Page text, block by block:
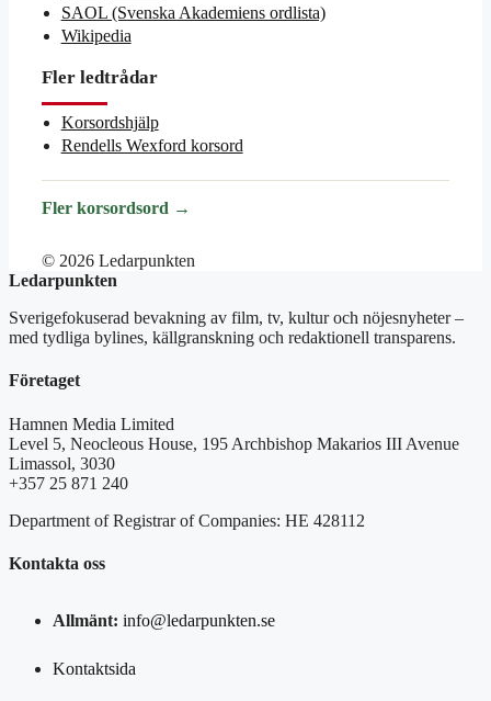
SAOL (Svenska Akademiens ordlista)
Wikipedia
Fler ledtrådar
Korsordshjälp
Rendells Wexford korsord
Fler korsordsord →
© 2026 Ledarpunkten
Ledarpunkten
Sverigefokuserad bevakning av film, tv, kultur och nöjesnyheter –
med tydliga bylines, källgranskning och redaktionell transparens.
Företaget
Hamnen Media Limited
Level 5, Neocleous House, 195 Archbishop Makarios III Avenue
Limassol, 3030
+357 25 871 240
Department of Registrar of Companies: HE 428112
Kontakta oss
Allmänt: info@ledarpunkten.se
Kontaktsida